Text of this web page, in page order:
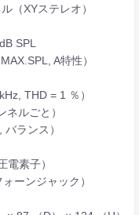
（XYステレオ）
SPL
A特性）
THD = 1 ％）
ルごと）
ランス）
電素子）
ーンジャック）